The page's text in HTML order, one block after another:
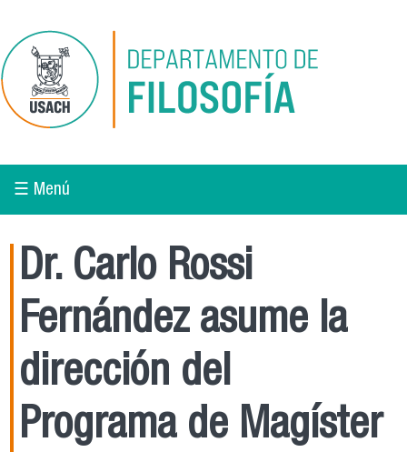
☰ Menú
Dr. Carlo Rossi
Fernández asume la
dirección del
Programa de Magíster